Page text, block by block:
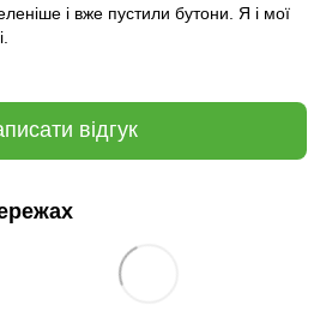
і вже пустили бутони. Я і мої
відгук